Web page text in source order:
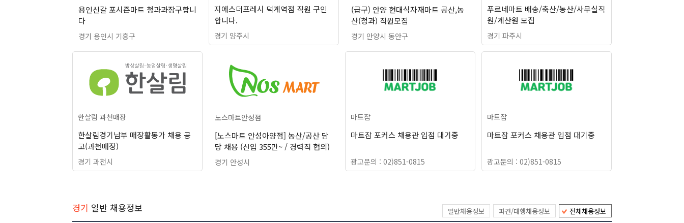
용인신갈 포시즌마트 청과과장구합니
다
경기 용인시 기흥구
지에스더프레시 덕계역점 직원 구인
합니다.
경기 양주시
(급구) 안양 현대식자재마트 공산,농
산(청과) 직원모집
경기 안양시 동안구
푸르네마트 배송/축산/농산/사무실직
원/계산원 모집
경기 파주시
한살림 과천매장
한살림경기남부 매장활동가 채용 공
고(과천매장)
경기 과천시
노스마트안성점
[노스마트 안성아양점] 농산/공산 담
당 채용 (신입 355만~ / 경력직 협의)
경기 안성시
마트잡
마트잡 포커스 채용관 입점 대기중
광고문의 : 02)851-0815
마트잡
마트잡 포커스 채용관 입점 대기중
광고문의 : 02)851-0815
경기 일반 채용정보 일반채용정보 파견/대행채용정보 전체채용정보